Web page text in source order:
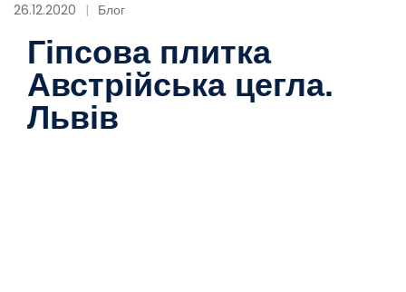
26.12.2020 Блог
Гіпсова плитка
Австрійська цегла.
Львів